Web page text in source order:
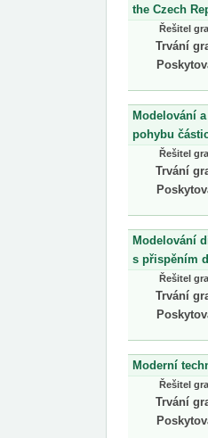
the Czech
Řešitel
Trvání
Modelování
pohybu
Řešitel
Trvání
Modelování
s přispěním
Řešitel
Trvání
Moderní
Řešitel
Trvání